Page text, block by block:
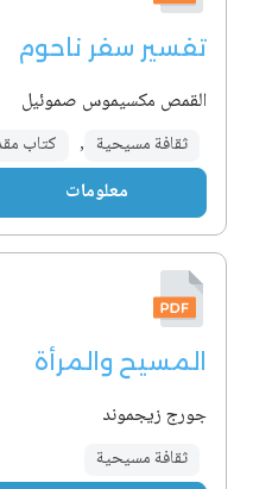
تفسير سفر ناحوم
القمص مكسيموس صموئيل
ثقافة مسيحية , كتاب
معلومات
المسيح والمرأة
جورج زيجموند
ثقافة مسيحية